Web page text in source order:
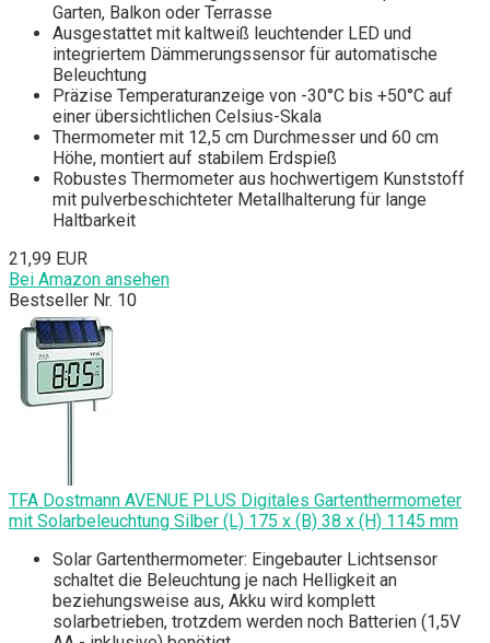
Garten, Balkon oder Terrasse
Ausgestattet mit kaltweiß leuchtender LED und
integriertem Dämmerungssensor für automatische
Beleuchtung
Präzise Temperaturanzeige von -30°C bis +50°C auf
einer übersichtlichen Celsius-Skala
Thermometer mit 12,5 cm Durchmesser und 60 cm
Höhe, montiert auf stabilem Erdspieß
Robustes Thermometer aus hochwertigem Kunststoff
mit pulverbeschichteter Metallhalterung für lange
Haltbarkeit
21,99 EUR
Bei Amazon ansehen
Bestseller Nr. 10
TFA Dostmann AVENUE PLUS Digitales Gartenthermometer
mit Solarbeleuchtung Silber (L) 175 x (B) 38 x (H) 1145 mm
Solar Gartenthermometer: Eingebauter Lichtsensor
schaltet die Beleuchtung je nach Helligkeit an
beziehungsweise aus, Akku wird komplett
solarbetrieben, trotzdem werden noch Batterien (1,5V